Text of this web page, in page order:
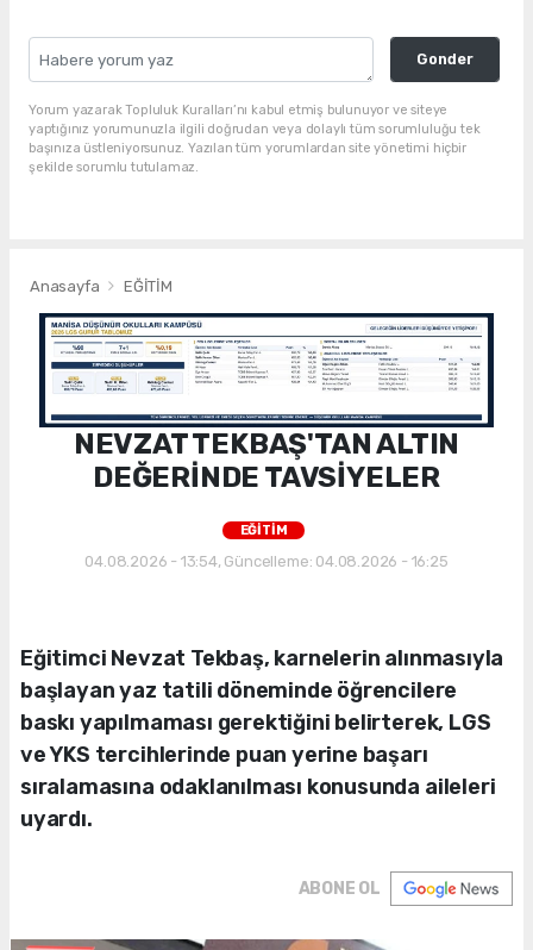
Gonder
Yorum yazarak Topluluk Kuralları’nı kabul etmiş bulunuyor ve siteye
yaptığınız yorumunuzla ilgili doğrudan veya dolaylı tüm sorumluluğu tek
başınıza üstleniyorsunuz. Yazılan tüm yorumlardan site yönetimi hiçbir
şekilde sorumlu tutulamaz.
Anasayfa EĞİTİM
NEVZAT TEKBAŞ'TAN ALTIN
DEĞERİNDE TAVSİYELER
EĞİTİM
04.08.2026 - 13:54, Güncelleme: 04.08.2026 - 16:25
Eğitimci Nevzat Tekbaş, karnelerin alınmasıyla
başlayan yaz tatili döneminde öğrencilere
baskı yapılmaması gerektiğini belirterek, LGS
ve YKS tercihlerinde puan yerine başarı
sıralamasına odaklanılması konusunda aileleri
uyardı.
ABONE OL